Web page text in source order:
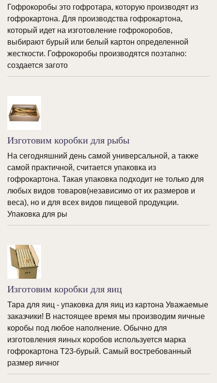
Гофрокоробы это гофротара, которую производят из
гофрокартона. Для производства гофрокартона,
который идет на изготовление гофрокоробов,
выбирают бурый или белый картон определенной
жесткости. Гофрокоробы производятся поэтапно:
создается загото
Изготовим коробки для рыбы
На сегодняшний день самой универсальной, а также
самой практичной, считается упаковка из
гофрокартона. Такая упаковка подходит не только для
любых видов товаров(независимо от их размеров и
веса), но и для всех видов пищевой продукции.
Упаковка для ры
Изготовим коробки для яиц
Тара для яиц - упаковка для яиц из картона Уважаемые
заказчики! В настоящее время мы производим яичные
коробы под любое наполнение. Обычно для
изготовления яиных коробов используется марка
гофрокартона Т23-бурый. Самый востребованный
размер яичног